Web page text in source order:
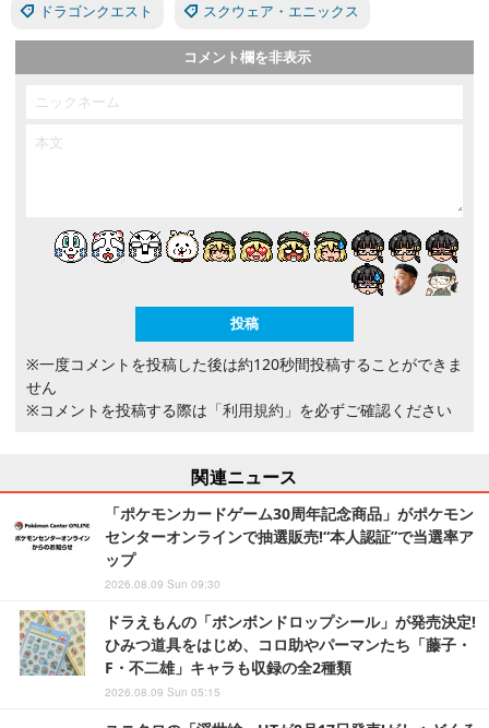
ドラゴンクエスト スクウェア・エニックス
コメント欄を非表示
※一度コメントを投稿した後は約120秒間投稿することができま
せん
※コメントを投稿する際は 「利用規約」 を必ずご確認ください
関連ニュース
「ポケモンカードゲーム30周年記念商品」がポケモン
センターオンラインで抽選販売!“本人認証”で当選率ア
ップ
2026.08.09 Sun 09:30
ドラえもんの「ボンボンドロップシール」が発売決定!
ひみつ道具をはじめ、コロ助やパーマンたち「藤子・
F・不二雄」キャラも収録の全2種類
2026.08.09 Sun 05:15